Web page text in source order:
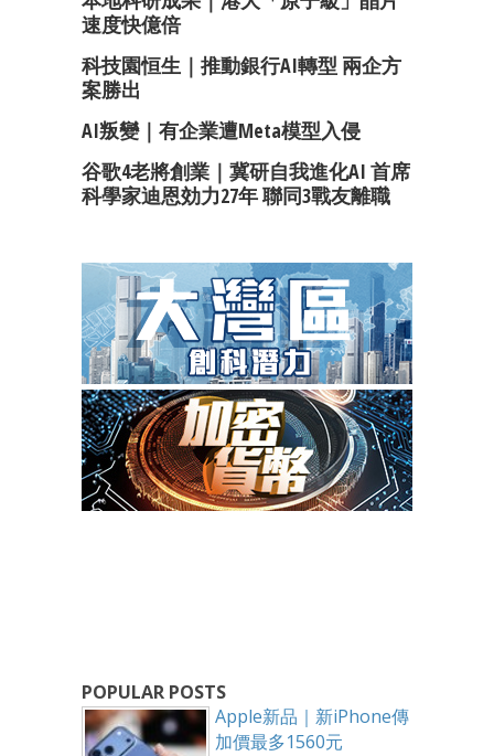
速度快億倍
科技園恒生｜推動銀行AI轉型 兩企方
案勝出
AI叛變｜有企業遭Meta模型入侵
谷歌4老將創業｜冀研自我進化AI 首席
科學家迪恩効力27年 聯同3戰友離職
POPULAR POSTS
Apple新品｜新iPhone傳
加價最多1560元